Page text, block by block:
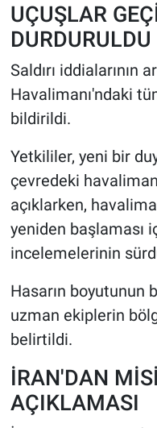
UÇUŞLAR
DURDURULDU
Saldırı iddialarının
Havalimanı'ndaki
bildirildi.
Yetkililer, yeni bir
çevredeki
açıklarken,
yeniden başlaması
incelemelerinin
Hasarın boyutunun
uzman ekiplerin
belirtildi.
İRAN'DAN
AÇIKLAMASI